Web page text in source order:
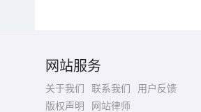
网站服务
关于我们 联系我们
用户反馈
版权声明
网站律师